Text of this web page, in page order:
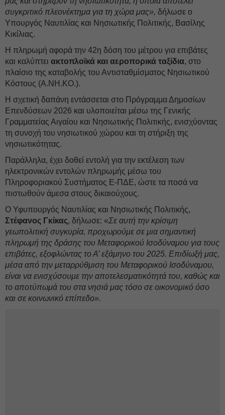
συγκριτικό πλεονέκτημα για τη χώρα μας», δήλωσε ο
Υπουργός Ναυτιλίας και Νησιωτικής Πολιτικής, Βασίλης
Κικίλιας.
Η πληρωμή αφορά την 42η δόση του μέτρου για επιβάτες
και καλύπτει ακτοπλοϊκά και αεροπορικά ταξίδια, στο
πλαίσιο της καταβολής του Αντισταθμίσματος Νησιωτικού
Κόστους (Α.ΝΗ.ΚΟ.).
Η σχετική δαπάνη εντάσσεται στο Πρόγραμμα Δημοσίων
Επενδύσεων 2026 και υλοποιείται μέσω της Γενικής
Γραμματείας Αιγαίου και Νησιωτικής Πολιτικής, ενισχύοντας
τη συνοχή του νησιωτικού χώρου και τη στήριξη της
νησιωτικότητας.
Παράλληλα, έχει δοθεί εντολή για την εκτέλεση των
ηλεκτρονικών εντολών πληρωμής μέσω του
Πληροφοριακού Συστήματος Ε-ΠΔΕ, ώστε τα ποσά να
πιστωθούν άμεσα στους δικαιούχους.
Ο Υφυπουργός Ναυτιλίας και Νησιωτικής Πολιτικής,
Στέφανος Γκίκας, δήλωσε: «Σε αυτή την κρίσιμη
γεωπολιτική συγκυρία, προχωρούμε σε μια σημαντική
πληρωμή της δράσης του Μεταφορικού Ισοδύναμου για τους
επιβάτες, εξοφλώντας το Α’ εξάμηνο του 2025. Επιδίωξή μας,
μέσα από την μεταρρύθμιση του Μεταφορικού Ισοδύναμου,
είναι να ενισχύσουμε την αποτελεσματικότητά του, καθώς και
το αποτύπωμά του στα νησιά μας τόσο σε οικονομικό όσο
και σε κοινωνικό επίπεδο».